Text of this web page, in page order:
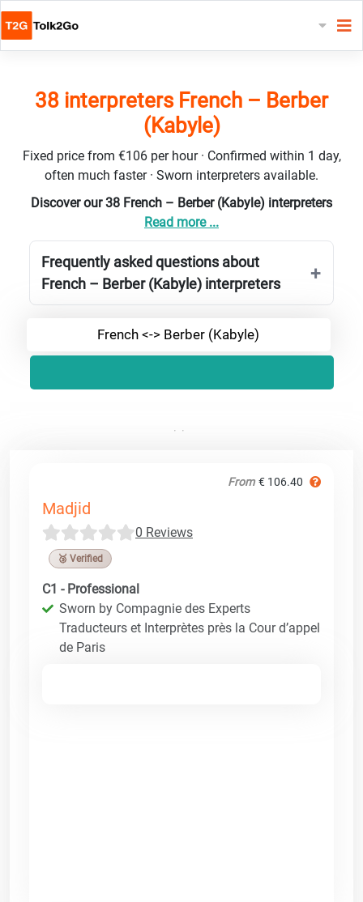
38 interpreters French – Berber
(Kabyle)
Fixed price from €106 per hour · Confirmed within 1 day,
often much faster · Sworn interpreters available.
Discover our 38 French – Berber (Kabyle) interpreters
Read more ...
Frequently asked questions about
French – Berber (Kabyle) interpreters
French <-> Berber (Kabyle)
From € 106.40
Madjid
0 Reviews
🥉 Verified
C1 - Professional
Sworn by Compagnie des Experts
Traducteurs et Interprètes près la Cour d’appel
de Paris